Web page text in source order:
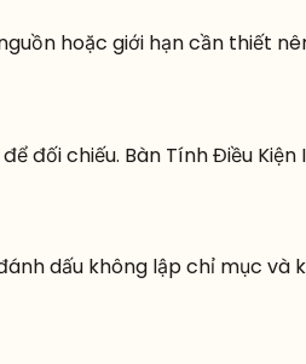
hoặc giới hạn cần thiết
đối chiếu. Bàn Tính Điều
dấu không lập chỉ mục và